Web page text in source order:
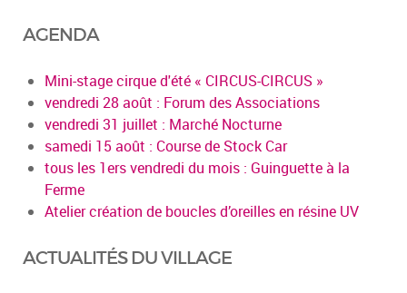
AGENDA
Mini-stage cirque d'été « CIRCUS-CIRCUS »
vendredi 28 août : Forum des Associations
vendredi 31 juillet : Marché Nocturne
samedi 15 août : Course de Stock Car
tous les 1ers vendredi du mois : Guinguette à la
Ferme
Atelier création de boucles d’oreilles en résine UV
ACTUALITÉS DU VILLAGE